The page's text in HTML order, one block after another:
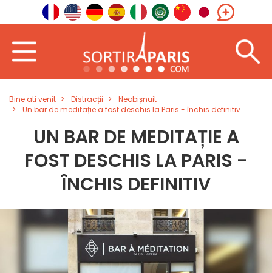
Bine ati venit Distracții
Neobișnuit
Un bar de meditație a fost deschis la Paris - închis definitiv
UN BAR DE MEDITAȚIE A
FOST DESCHIS LA PARIS -
ÎNCHIS DEFINITIV